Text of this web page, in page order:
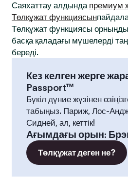
Саяхаттау алдында премиум
Төлқұжат функциясын
Төлқұжат функциясы орныңды
басқа қаладағы мүшелерді
береді.
Кез келген жерге
Passport™
Бүкіл дүние жүзінен
табыңыз. Париж, Лос-
Сидней, ал, кеттік!
Ағымдағы орын:
Төлқұжат деген не?